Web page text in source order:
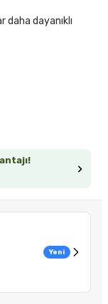
Yeni
daha dayanıklı